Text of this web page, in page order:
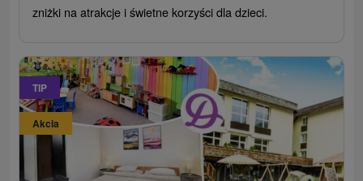
zniżki na atrakcje i świetne korzyści dla dzieci.
TIP
Akcia